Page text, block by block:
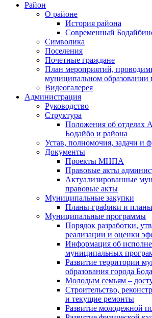
Район
О районе
История района
Современный
Символика
Поселения
Почетные граждане
План мероприятий,
муниципальном образовании
Видеогалерея
Администрация
Руководство
Структура
Положения об отделах
Бодайбо и района
Устав, полномочия, задачи и
Документы
Проекты МНПА
Правовые акты
Актуализированные
правовые акты
Муниципальные закупки
Планы-графики и планы
Муниципальные программы
Порядок разработки,
реализации и оценки
Информация об
муниципальных
Развитие территории
образования города
Молодым семьям –
Строительство,
и текущие ремонты
Развитие молодежной